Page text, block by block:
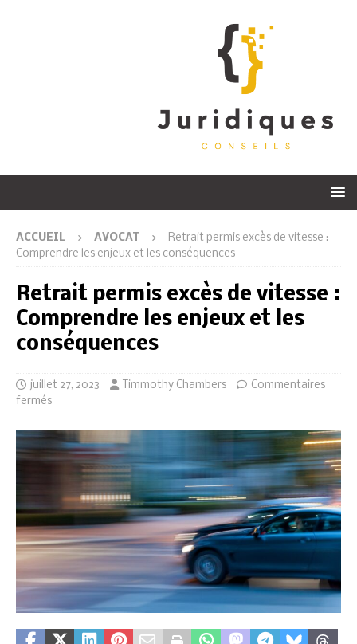
ACCUEIL AVOCAT
Retrait permis excès de vitesse :
Comprendre les enjeux et les conséquences
Retrait permis excès de vitesse :
Comprendre les enjeux et les
conséquences
juillet 27, 2023 Timmothy Chambers
Commentaires
fermés